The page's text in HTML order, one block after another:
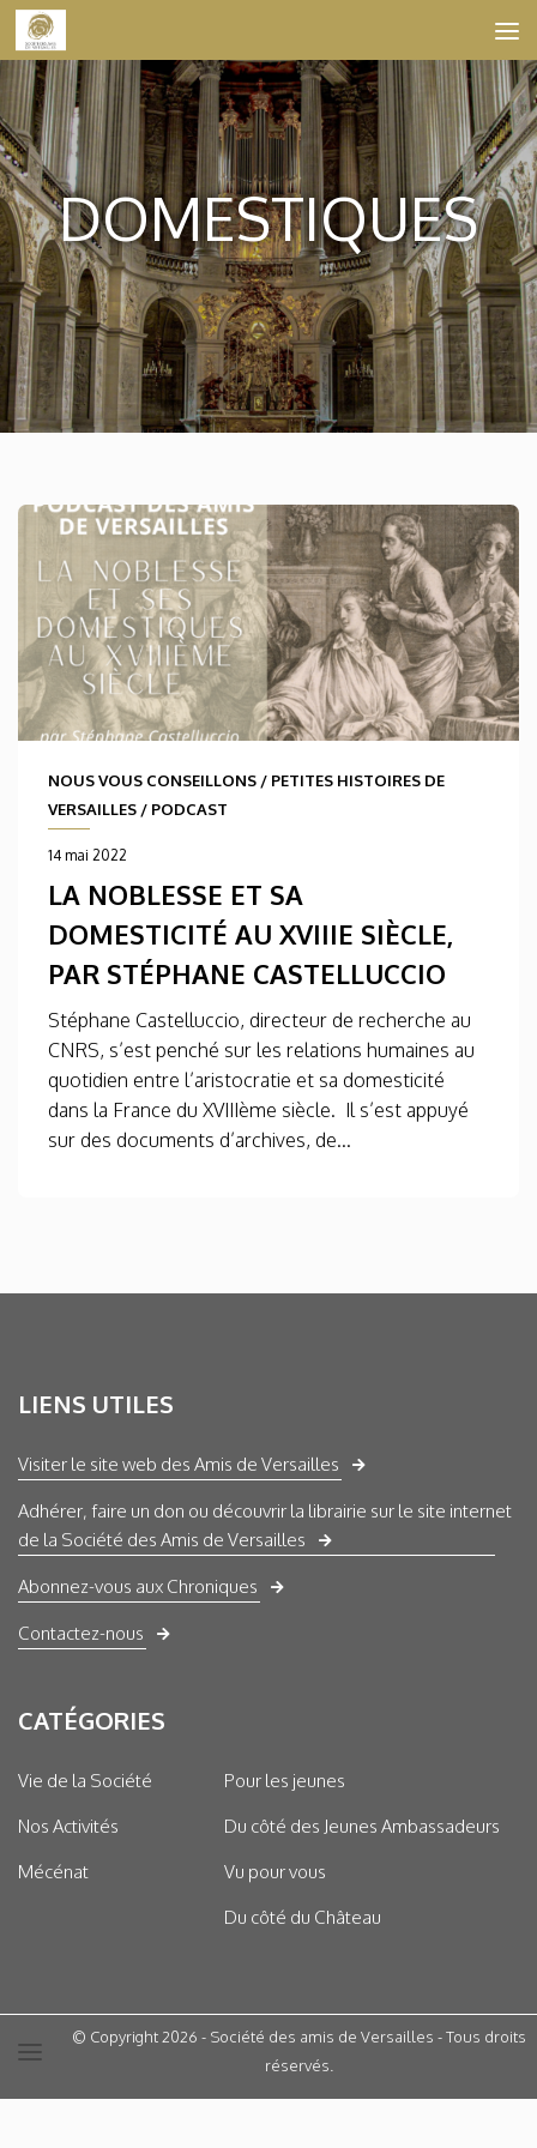
Skip to content
DOMESTIQUES
NOUS VOUS CONSEILLONS / PETITES HISTOIRES DE
VERSAILLES / PODCAST
14 mai 2022
LA NOBLESSE ET SA
DOMESTICITÉ AU XVIIIE SIÈCLE,
PAR STÉPHANE CASTELLUCCIO
Stéphane Castelluccio, directeur de recherche au
CNRS, s’est penché sur les relations humaines au
quotidien entre l’aristocratie et sa domesticité
dans la France du XVIIIème siècle. Il s’est appuyé
sur des documents d’archives, de...
LIENS UTILES
Visiter le site web des Amis de Versailles
Adhérer, faire un don ou découvrir la librairie sur le site internet
de la Société des Amis de Versailles
Abonnez-vous aux Chroniques
Contactez-nous
CATÉGORIES
Vie de la Société
Nos Activités
Mécénat
Pour les jeunes
Du côté des Jeunes Ambassadeurs
Vu pour vous
Du côté du Château
© Copyright 2026 - Société des amis de Versailles - Tous droits
réservés.